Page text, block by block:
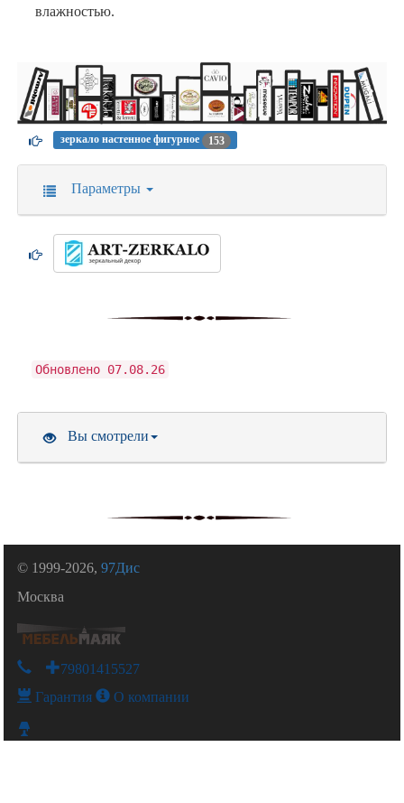
влажностью.
зеркало настенное фигурное 153
Параметры
Обновлено 07.08.26
Вы смотрели
© 1999-2026,97Дис
Москва
+79801415527
Гарантия О компании